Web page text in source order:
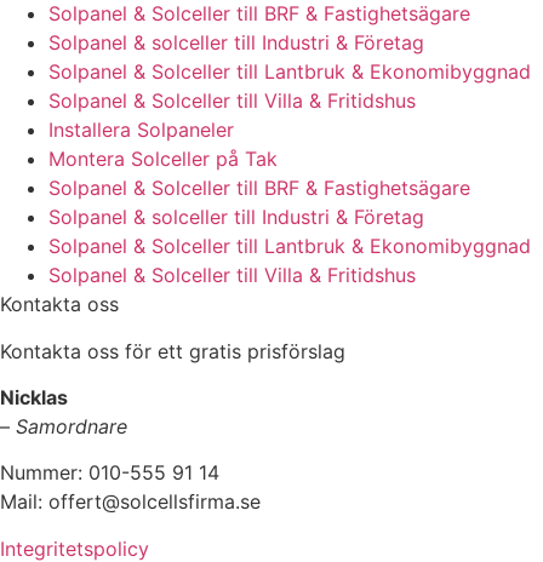
Solpanel & Solceller till BRF & Fastighetsägare
Solpanel & solceller till Industri & Företag
Solpanel & Solceller till Lantbruk & Ekonomibyggnad
Solpanel & Solceller till Villa & Fritidshus
Installera Solpaneler
Montera Solceller på Tak
Solpanel & Solceller till BRF & Fastighetsägare
Solpanel & solceller till Industri & Företag
Solpanel & Solceller till Lantbruk & Ekonomibyggnad
Solpanel & Solceller till Villa & Fritidshus
Kontakta oss
Kontakta oss för ett gratis prisförslag
Nicklas
– Samordnare
Nummer: 010-555 91 14
Mail: offert@solcellsfirma.se
Integritetspolicy